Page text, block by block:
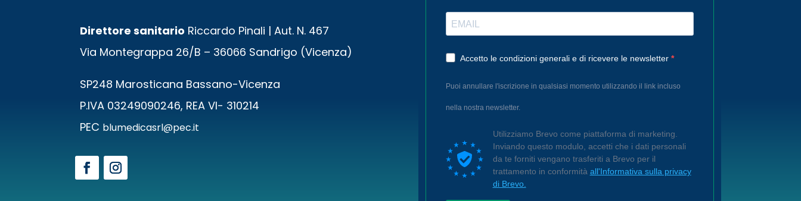
Direttore sanitario Riccardo Pinali | Aut. N. 467
Via Montegrappa 26/B – 36066 Sandrigo (Vicenza)
SP248 Marosticana Bassano-Vicenza
P.IVA 03249090246, REA VI- 310214
PEC blumedicasrl@pec.it
Accetto le condizioni generali e di ricevere le newsletter
Puoi annullare l'iscrizione in qualsiasi momento utilizzando il link incluso
nella nostra newsletter.
Utilizziamo Brevo come piattaforma di marketing.
Inviando questo modulo, accetti che i dati personali
da te forniti vengano trasferiti a Brevo per il
trattamento in conformità all'Informativa sulla privacy
di Brevo.